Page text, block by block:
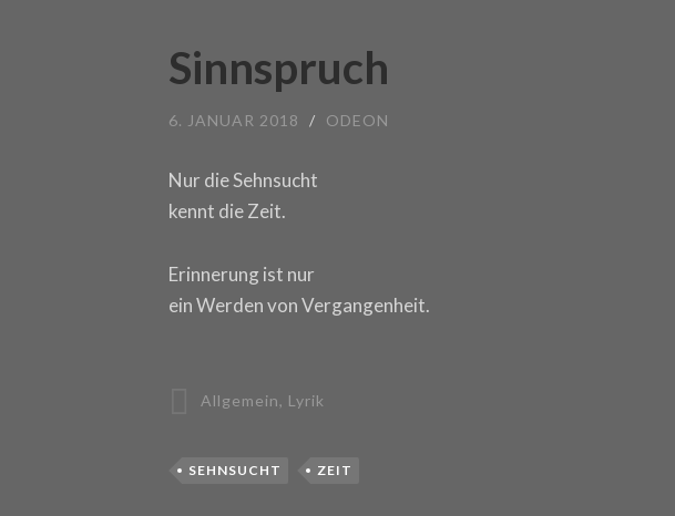
Sinnspruch
6. JANUAR 2018 / ODEON
Nur die Sehnsucht
kennt die Zeit.
Erinnerung ist nur
ein Werden von Vergangenheit.
Allgemein, Lyrik
SEHNSUCHT ZEIT